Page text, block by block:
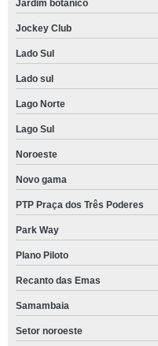
Jardim botânico
Jockey Club
Lado Sul
Lado sul
Lago Norte
Lago Sul
Noroeste
Novo gama
PTP Praça dos Três Poderes
Park Way
Plano Piloto
Recanto das Emas
Samambaia
Setor noroeste